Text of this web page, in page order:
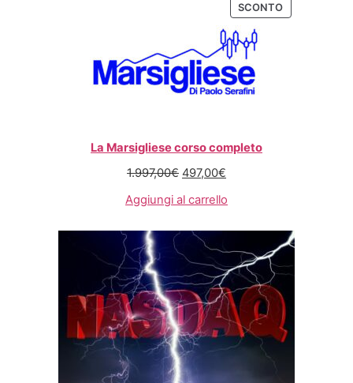
SCONTO
La Marsigliese corso completo
1.997,00€ 497,00€
Aggiungi al carrello